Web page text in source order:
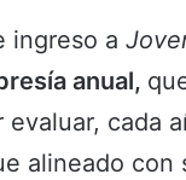
ingreso a
anual,
evaluar, cada
alineado con